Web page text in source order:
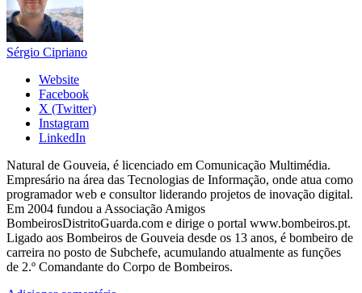
Sérgio Cipriano
Website
Facebook
X (Twitter)
Instagram
LinkedIn
Natural de Gouveia, é licenciado em Comunicação Multimédia.
Empresário na área das Tecnologias de Informação, onde atua como
programador web e consultor liderando projetos de inovação digital.
Em 2004 fundou a Associação Amigos
BombeirosDistritoGuarda.com e dirige o portal www.bombeiros.pt.
Ligado aos Bombeiros de Gouveia desde os 13 anos, é bombeiro de
carreira no posto de Subchefe, acumulando atualmente as funções
de 2.º Comandante do Corpo de Bombeiros.